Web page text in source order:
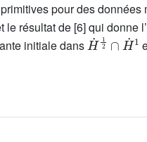
pour des
résultat de [6] qui donne
initiale dans
H˙12∩H˙